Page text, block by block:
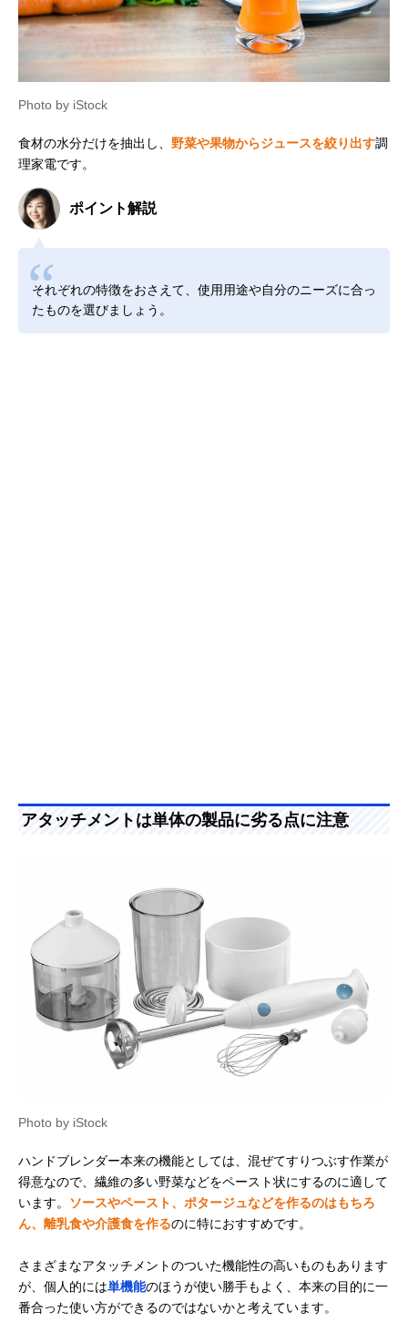
Photo by iStock
食材の水分だけを抽出し、 野菜や果物からジュースを絞り出す調
理家電です。
ポイント解説
それぞれの特徴をおさえて、使用用途や自分のニーズに合っ
たものを選びましょう。
アタッチメントは単体の製品に劣る点に注意
Photo by iStock
ハンドブレンダー本来の機能としては、混ぜてすりつぶす作業が
得意なので、繊維の多い野菜などをペースト状にするのに適して
います。
ソースやペースト、ポタージュなどを作るのはもちろ
ん、離乳食や介護食を作るのに特におすすめです。
さまざまなアタッチメントのついた機能性の高いものもあります
が、個人的には単機能のほうが使い勝手もよく、本来の目的に一
番合った使い方ができるのではないかと考えています。